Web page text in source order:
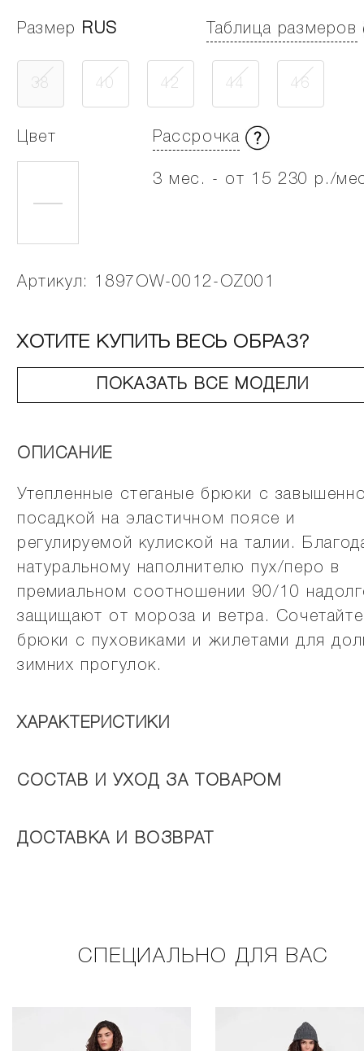
Размер RUS Таблица размеров
38 40 42 44 46
Цвет Рассрочка
3 мес. - от 15 230 р./
Артикул: 1897OW-0012-OZ001
ХОТИТЕ КУПИТЬ ВЕСЬ ОБРАЗ?
ПОКАЗАТЬ ВСЕ МОДЕЛИ
ОПИСАНИЕ
Утепленные стеганые брюки с
посадкой на эластичном поясе и
регулируемой кулиской на талии.
натуральному наполнителю пух/перо в
премиальном соотношении 90/10
защищают от мороза и ветра. Сочетайте
брюки с пуховиками и жилетами для
зимних прогулок.
ХАРАКТЕРИСТИКИ
СОСТАВ И УХОД ЗА ТОВАРОМ
ДОСТАВКА И ВОЗВРАТ
СПЕЦИАЛЬНО ДЛЯ ВАС